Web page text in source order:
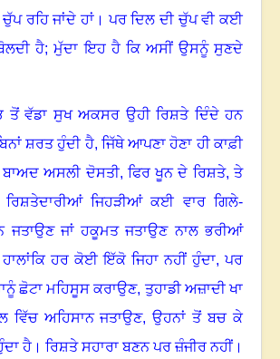
ਚੁੱਪ ਰਹਿ ਜਾਂਦੇ ਹਾਂ। ਪਰ ਦਿਲ ਦੀ ਚੁੱਪ ਵੀ ਕਈ
ਹੈ;ਮੁੱਦਾ ਇਹ ਹੈ ਕਿ ਅਸੀਂ ਉਸਨੂੰ ਸੁਣਦੇ
ਤੋਂ ਵੱਡਾ ਸੁਖ ਅਕਸਰ ਉਹੀ ਰਿਸ਼ਤੇ ਦਿੰਦੇ ਹਨ
ਸ਼ਰਤ ਹੁੰਦੀ ਹੈ, ਜਿੱਥੇ ਆਪਣਾ ਹੋਣਾ ਹੀ ਕਾਫ਼ੀ
ਅਸਲੀ ਦੋਸਤੀ, ਫਿਰ ਖੂਨ ਦੇ ਰਿਸ਼ਤੇ,ਤੇ
ਜਿਹੜੀਆਂ ਕਈ ਵਾਰ ਗਿਲੇ-
ਜਤਾਉਣ ਜਾਂ ਹਕੂਮਤ ਜਤਾਉਣ ਨਾਲ ਭਰੀਆਂ
ਹਰ ਕੋਈ ਇੱਕੋ ਜਿਹਾ ਨਹੀਂ ਹੁੰਦਾ,ਪਰ
ਛੋਟਾ ਮਹਿਸੂਸ ਕਰਾਉਣ, ਤੁਹਾਡੀ ਅਜ਼ਾਦੀ ਖਾ
ਵਿੱਚ ਅਹਿਸਾਨ ਜਤਾਉਣ,ਉਹਨਾਂ ਤੋਂ ਬਚ ਕੇ
ਹੈ। ਰਿਸ਼ਤੇ ਸਹਾਰਾ ਬਣਨ ਪਰ ਜ਼ੰਜੀਰ ਨਹੀਂ।